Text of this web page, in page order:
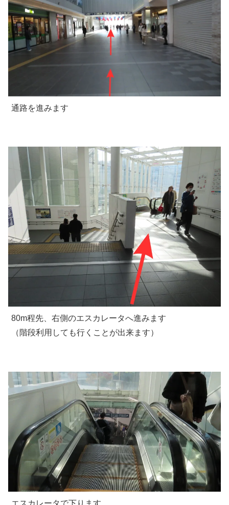
通路を進みます
80m程先、右側のエスカレータへ進みます
（階段利用しても行くことが出来ます）
エスカレータで下ります